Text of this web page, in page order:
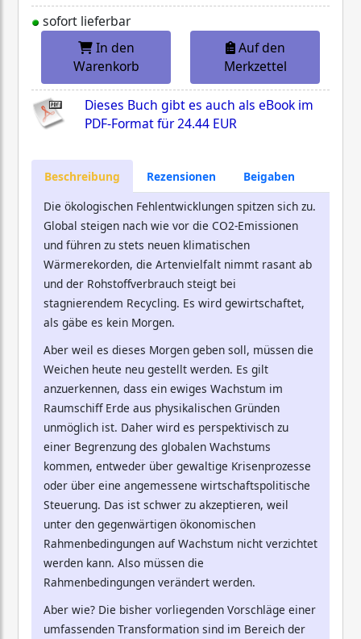
sofort lieferbar
In den
Warenkorb
Auf den
Merkzettel
Dieses Buch gibt es auch als eBook im
PDF-Format für24.44 EUR
Beschreibung Rezensionen
Beigaben
Die ökologischen Fehlentwicklungen spitzen sich zu.
Global steigen nach wie vor die CO2-Emissionen
und führen zu stets neuen klimatischen
Wärmerekorden, die Artenvielfalt nimmt rasant ab
und der Rohstoffverbrauch steigt bei
stagnierendem Recycling. Es wird gewirtschaftet,
als gäbe es kein Morgen.
Aber weil es dieses Morgen geben soll, müssen die
Weichen heute neu gestellt werden. Es gilt
anzuerkennen, dass ein ewiges Wachstum im
Raumschiff Erde aus physikalischen Gründen
unmöglich ist. Daher wird es perspektivisch zu
einer Begrenzung des globalen Wachstums
kommen, entweder über gewaltige Krisenprozesse
oder über eine angemessene wirtschaftspolitische
Steuerung. Das ist schwer zu akzeptieren, weil
unter den gegenwärtigen ökonomischen
Rahmenbedingungen auf Wachstum nicht verzichtet
werden kann. Also müssen die
Rahmenbedingungen verändert werden.
Aber wie? Die bisher vorliegenden Vorschläge einer
umfassenden Transformation sind im Bereich der